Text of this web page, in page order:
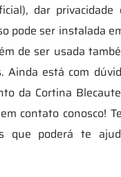
dar
pode ser instalada
de ser usada
Ainda está com
da Cortina
contato conosco!
que poderá te